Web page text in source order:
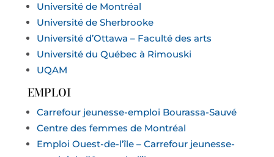
Université de Montréal
Université de Sherbrooke
Université d’Ottawa – Faculté des arts
Université du Québec à Rimouski
UQAM
EMPLOI
Carrefour jeunesse-emploi Bourassa-Sauvé
Centre des femmes de Montréal
Emploi Ouest-de-l’île – Carrefour jeunesse-